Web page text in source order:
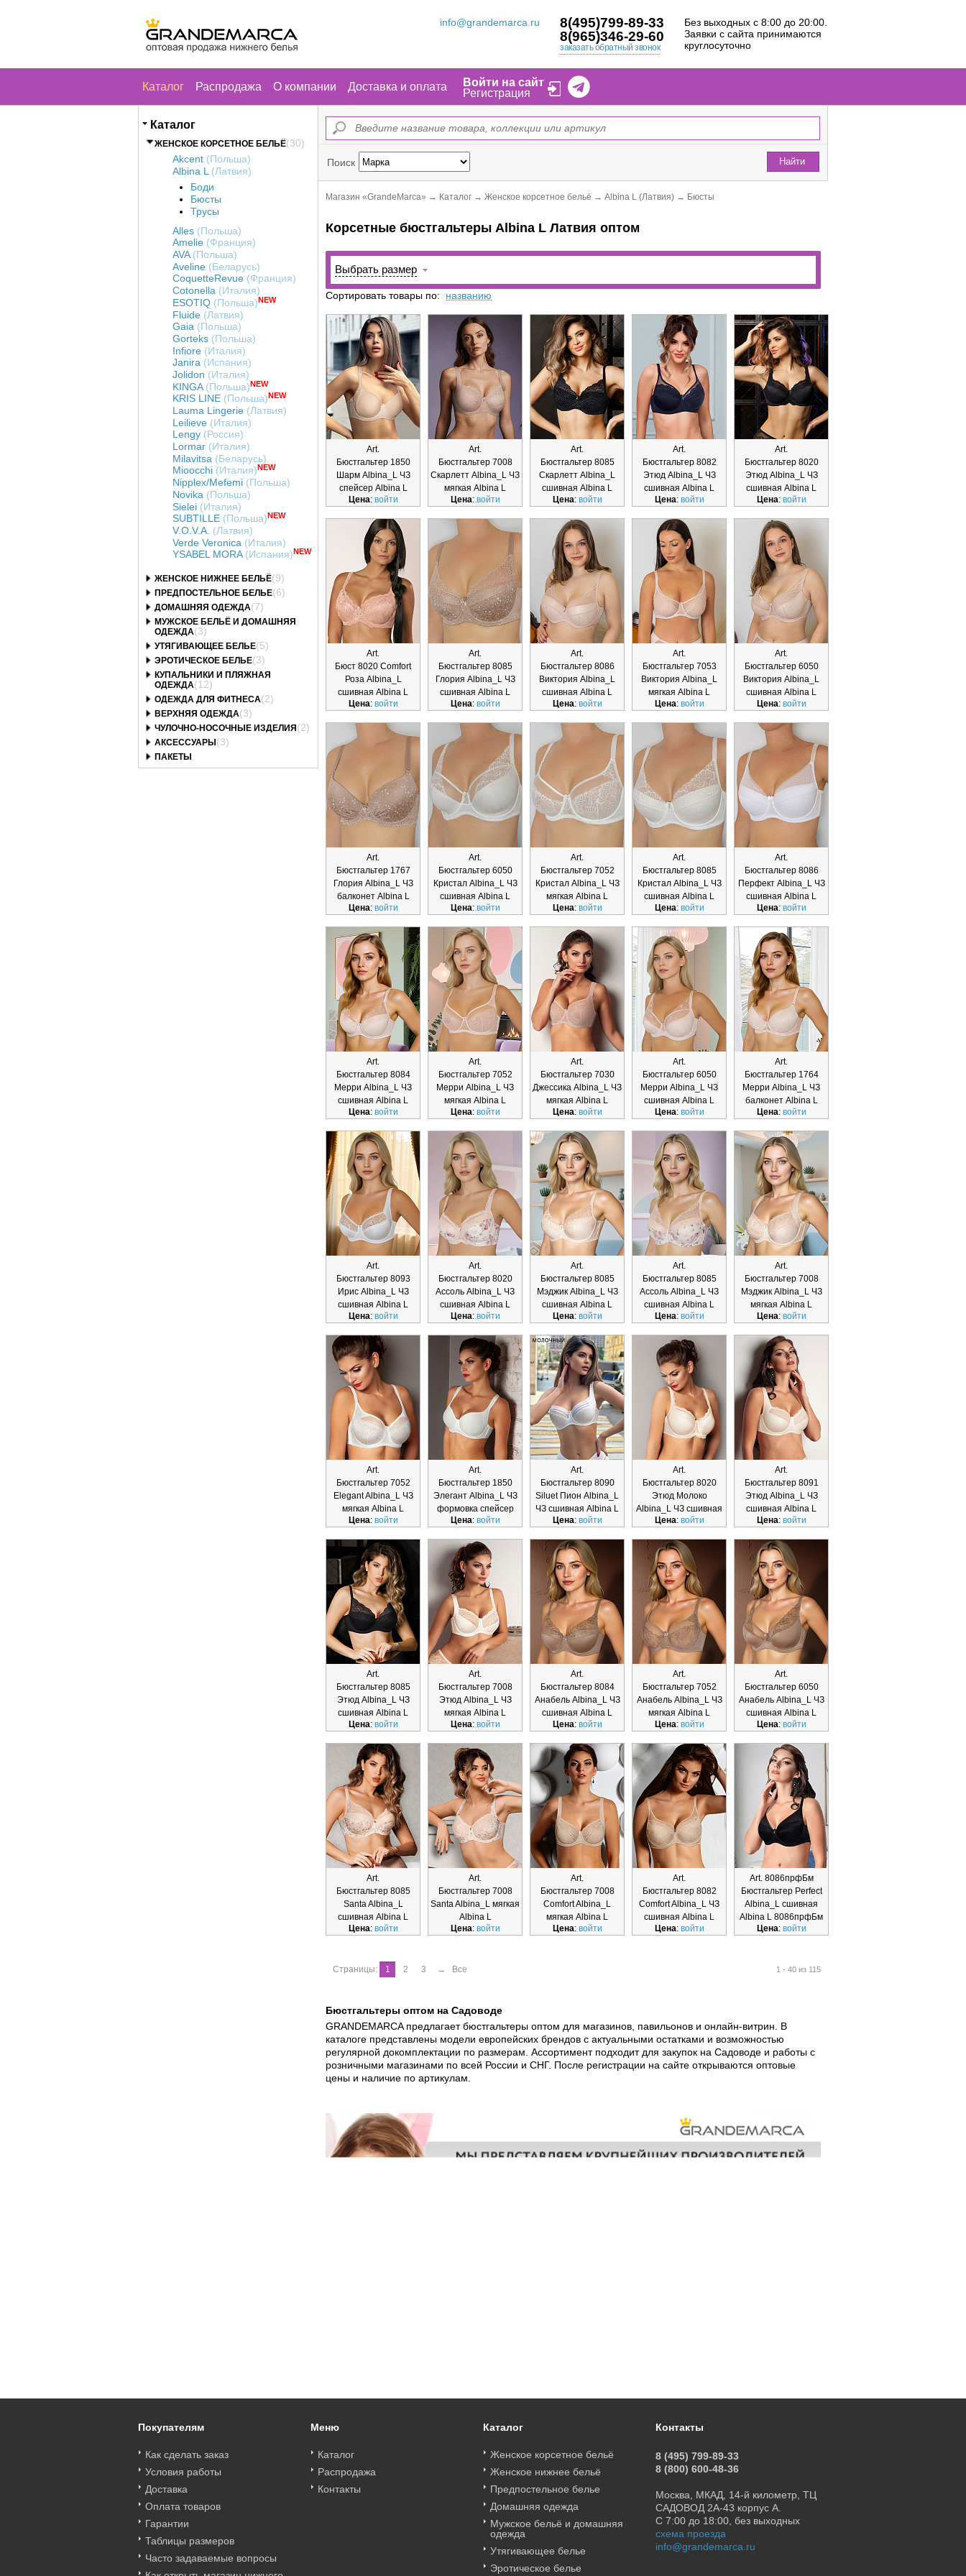
info@grandemarca.ru
8(495)799-89-33
8(965)346-29-60
заказать обратный звонок
Без выходных с 8:00 до 20:00.
Заявки с сайта принимаются
круглосуточно
Каталог Распродажа О компании Доставка и оплата
Войти на сайт
Регистрация
Каталог
ЖЕНСКОЕ КОРСЕТНОЕ БЕЛЬЁ(30)
Akcent (Польша)
Albina L (Латвия)
Боди
Бюсты
Трусы
Alles (Польша)
Amelie (Франция)
AVA (Польша)
Aveline (Беларусь)
CoquetteRevue (Франция)
Cotonella (Италия)
ESOTIQ (Польша)NEW
Fluide (Латвия)
Gaia (Польша)
Gorteks (Польша)
Infiore (Италия)
Janira (Испания)
Jolidon (Италия)
KINGA (Польша)NEW
KRIS LINE (Польша) NEW
Lauma Lingerie (Латвия)
Leilieve (Италия)
Lengy (Россия)
Lormar (Италия)
Milavitsa (Беларусь)
Mioocchi (Италия) NEW
Nipplex/Mefemi (Польша)
Novika (Польша)
Sielei (Италия)
SUBTILLE (Польша)NEW
V.O.V.A. (Латвия)
Verde Veronica (Италия)
YSABEL MORA(Испания) NEW
ЖЕНСКОЕ НИЖНЕЕ БЕЛЬЁ(9)
ПРЕДПОСТЕЛЬНОЕ БЕЛЬЕ(6)
ДОМАШНЯЯ ОДЕЖДА(7)
МУЖСКОЕ БЕЛЬЁ И ДОМАШНЯЯ
ОДЕЖДА(3)
УТЯГИВАЮЩЕЕ БЕЛЬЕ(5)
ЭРОТИЧЕСКОЕ БЕЛЬЕ(3)
КУПАЛЬНИКИ И ПЛЯЖНАЯ
ОДЕЖДА(12)
ОДЕЖДА ДЛЯ ФИТНЕСА(2)
ВЕРХНЯЯ ОДЕЖДА(3)
ЧУЛОЧНО-НОСОЧНЫЕ ИЗДЕЛИЯ (2)
АКСЕССУАРЫ (3)
ПАКЕТЫ
Поиск Найти
Магазин «GrandeMarca» → Каталог → Женское корсетное бельё → Albina L (Латвия) → Бюсты
Корсетные бюстгальтеры Albina L Латвия оптом
Выбрать размер
Сортировать товары по: названию
Art.
Бюстгальтер 1850
Шарм Albina_L ЧЗ
спейсер Albina L
Цена: войти
Art.
Бюстгальтер 7008
Скарлетт Albina_L ЧЗ
мягкая Albina L
Цена: войти
Art.
Бюстгальтер 8085
Скарлетт Albina_L
сшивная Albina L
Цена: войти
Art.
Бюстгальтер 8082
Этюд Albina_L ЧЗ
сшивная Albina L
Цена: войти
Art.
Бюстгальтер 8020
Этюд Albina_L ЧЗ
сшивная Albina L
Цена: войти
Art.
Бюст 8020 Comfort
Роза Albina_L
сшивная Albina L
Цена: войти
Art.
Бюстгальтер 8085
Глория Albina_L ЧЗ
сшивная Albina L
Цена: войти
Art.
Бюстгальтер 8086
Виктория Albina_L
сшивная Albina L
Цена: войти
Art.
Бюстгальтер 7053
Виктория Albina_L
мягкая Albina L
Цена: войти
Art.
Бюстгальтер 6050
Виктория Albina_L
сшивная Albina L
Цена: войти
Art.
Бюстгальтер 1767
Глория Albina_L ЧЗ
балконет Albina L
Цена: войти
Art.
Бюстгальтер 6050
Кристал Albina_L ЧЗ
сшивная Albina L
Цена: войти
Art.
Бюстгальтер 7052
Кристал Albina_L ЧЗ
мягкая Albina L
Цена: войти
Art.
Бюстгальтер 8085
Кристал Albina_L ЧЗ
сшивная Albina L
Цена: войти
Art.
Бюстгальтер 8086
Перфект Albina_L ЧЗ
сшивная Albina L
Цена: войти
Art.
Бюстгальтер 8084
Мерри Albina_L ЧЗ
сшивная Albina L
Цена: войти
Art.
Бюстгальтер 7052
Мерри Albina_L ЧЗ
мягкая Albina L
Цена: войти
Art.
Бюстгальтер 7030
Джессика Albina_L ЧЗ
мягкая Albina L
Цена: войти
Art.
Бюстгальтер 6050
Мерри Albina_L ЧЗ
сшивная Albina L
Цена: войти
Art.
Бюстгальтер 1764
Мерри Albina_L ЧЗ
балконет Albina L
Цена: войти
Art.
Бюстгальтер 8093
Ирис Albina_L ЧЗ
сшивная Albina L
Цена: войти
Art.
Бюстгальтер 8020
Ассоль Albina_L ЧЗ
сшивная Albina L
Цена: войти
Art.
Бюстгальтер 8085
Мэджик Albina_L ЧЗ
сшивная Albina L
Цена: войти
Art.
Бюстгальтер 8085
Ассоль Albina_L ЧЗ
сшивная Albina L
Цена: войти
Art.
Бюстгальтер 7008
Мэджик Albina_L ЧЗ
мягкая Albina L
Цена: войти
Art.
Бюстгальтер 7052
Elegant Albina_L ЧЗ
мягкая Albina L
Цена: войти
Art.
Бюстгальтер 1850
Элегант Albina_L ЧЗ
формовка спейсер
Albi
Цена: войти
Art.
Бюстгальтер 8090
Siluet Пион Albina_L
ЧЗ сшивная Albina L
Цена: войти
Art.
Бюстгальтер 8020
Этюд Молоко
Albina_L ЧЗ сшивная
Albina L
Цена: войти
Art.
Бюстгальтер 8091
Этюд Albina_L ЧЗ
сшивная Albina L
Цена: войти
Art.
Бюстгальтер 8085
Этюд Albina_L ЧЗ
сшивная Albina L
Цена: войти
Art.
Бюстгальтер 7008
Этюд Albina_L ЧЗ
мягкая Albina L
Цена: войти
Art.
Бюстгальтер 8084
Анабель Albina_L ЧЗ
сшивная Albina L
Цена: войти
Art.
Бюстгальтер 7052
Анабель Albina_L ЧЗ
мягкая Albina L
Цена: войти
Art.
Бюстгальтер 6050
Анабель Albina_L ЧЗ
сшивная Albina L
Цена: войти
Art.
Бюстгальтер 8085
Santa Albina_L
сшивная Albina L
Цена: войти
Art.
Бюстгальтер 7008
Santa Albina_L мягкая
Albina L
Цена: войти
Art.
Бюстгальтер 7008
Comfort Albina_L
мягкая Albina L
Цена: войти
Art.
Бюстгальтер 8082
Comfort Albina_L ЧЗ
сшивная Albina L
Цена: войти
Art. 8086прфБм
Бюстгальтер Perfect
Albina_L сшивная
Albina L 8086прфБм
Цена: войти
1 - 40 из 115
Страницы: 1 2 3 → Все
Бюстгальтеры оптом на Садоводе
GRANDEMARCA предлагает бюстгальтеры оптом для магазинов, павильонов и онлайн-витрин. В
каталоге представлены модели европейских брендов с актуальными остатками и возможностью
регулярной докомплектации по размерам. Ассортимент подходит для закупок на Садоводе и работы с
розничными магазинами по всей России и СНГ. После регистрации на сайте открываются оптовые
цены и наличие по артикулам.
Покупателям
Как сделать заказ
Условия работы
Доставка
Оплата товаров
Гарантии
Таблицы размеров
Часто задаваемые вопросы
Меню
Каталог
Распродажа
Контакты
Каталог
Женское корсетное бельё
Женское нижнее бельё
Предпостельное белье
Домашняя одежда
Мужское бельё и домашняя
одежда
Утягивающее белье
Эротическое белье
Контакты
8 (495) 799-89-33
8 (800) 600-48-36
Москва, МКАД, 14-й километр, ТЦ
САДОВОД 2А-43 корпус А.
С 7:00 до 18:00, без выходных
схема проезда
info@grandemarca.ru